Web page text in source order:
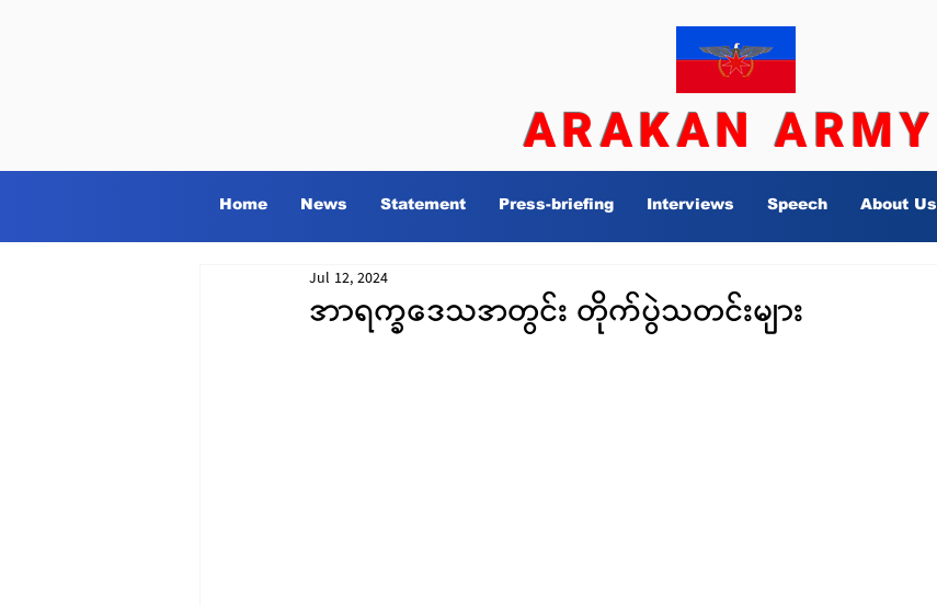
အာရက္ခဒေသအတွင်း တိုက်ပွဲသတင်းများ
Jul 12, 2024
Home News Statement Press-briefing Interviews Speech About Us
ARAKAN ARMY